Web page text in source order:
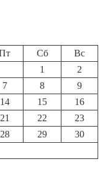
Сб
Вс
1
2
7 8
9
14 15
16
21 22
23
28 29
30